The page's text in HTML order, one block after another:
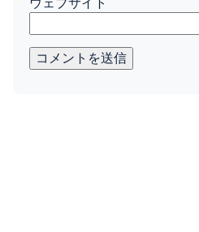
ウェブサイト
コメントを送信